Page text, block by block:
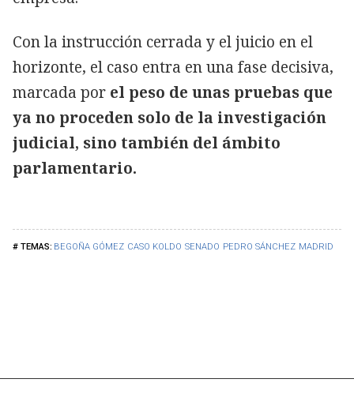
BEGOÑA GÓMEZ CASO KOLDO SENADO PEDRO SÁNCHEZ MADRID
Con la instrucción cerrada y el juicio en el
horizonte, el caso entra en una fase decisiva,
marcada por el peso de unas pruebas que
ya no proceden solo de la investigación
judicial, sino también del ámbito
parlamentario.